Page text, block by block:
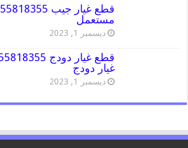
مستعمل
ديسمبر 1, 2023
غيار دودج
ديسمبر 1, 2023